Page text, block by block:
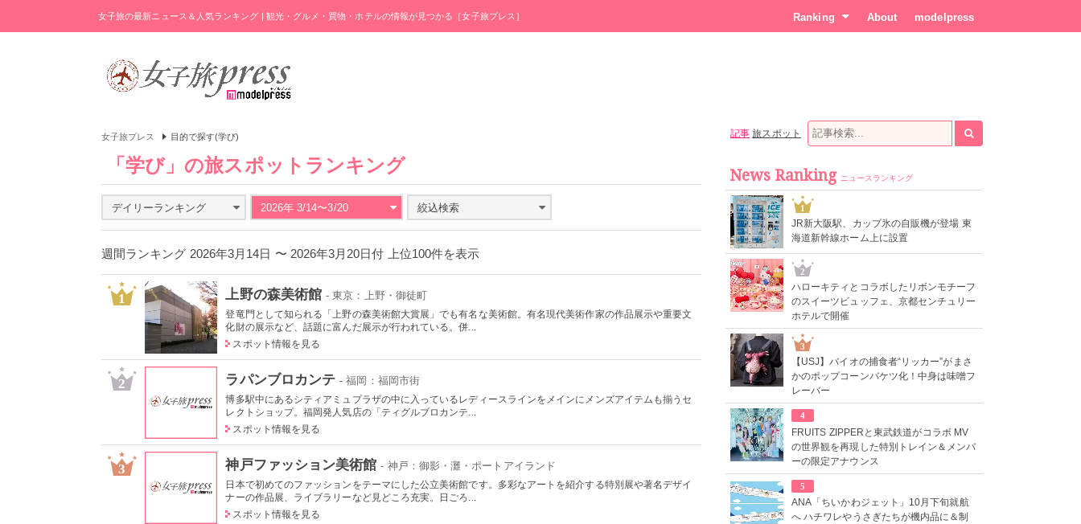
女子旅の最新ニュース＆人気ランキング | 観光・グルメ・買物・ホテルの情報が見つかる［女子旅プレス］ Ranking About modelpress
女子旅プレス 目的で探す(学び)
「学び」の旅スポットランキング
デイリーランキング 2026年 3/14〜3/20 絞込検索
週間ランキング 2026年3月14日 〜 2026年3月20日付 上位100件を表示
1 上野の森美術館 - 東京：上野・御徒町
登竜門として知られる「上野の森美術館大賞展」でも有名な美術館。有名現代美術作家の作品展示や重要文
化財の展示など、話題に富んだ展示が行われている。併...
スポット情報を見る
2 ラパンブロカンテ - 福岡：福岡市街
博多駅中にあるシティアミュプラザの中に入っているレディースラインをメインにメンズアイテムも揃うセ
レクトショップ。福岡発人気店の「ティグルブロカンテ...
スポット情報を見る
3 神戸ファッション美術館 - 神戸：御影・灘・ポートアイランド
日本で初めてのファッションをテーマにした公立美術館です。多彩なアートを紹介する特別展や著名デザイ
ナーの作品展、ライブラリーなど見どころ充実。日ごろ...
スポット情報を見る
記事 旅スポット
News Ranking ニュースランキング
1
JR新大阪駅、カップ氷の自販機が登場 東
海道新幹線ホーム上に設置
2
ハローキティとコラボしたリボンモチーフ
のスイーツビュッフェ、京都センチュリー
ホテルで開催
3
【USJ】バイオの捕食者“リッカー”がまさ
かのポップコーンバケツ化！中身は味噌フ
レーバー
4
FRUITS ZIPPERと東武鉄道がコラボ MV
の世界観を再現した特別トレイン＆メンバ
ーの限定アナウンス
5
ANA「ちいかわジェット」10月下旬就航
へ ハチワレやうさぎたちが機内品に＆制